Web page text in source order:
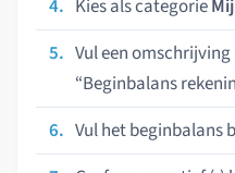
Kies als categorie
Vul een
“Beginbalans
Vul het beginbalans